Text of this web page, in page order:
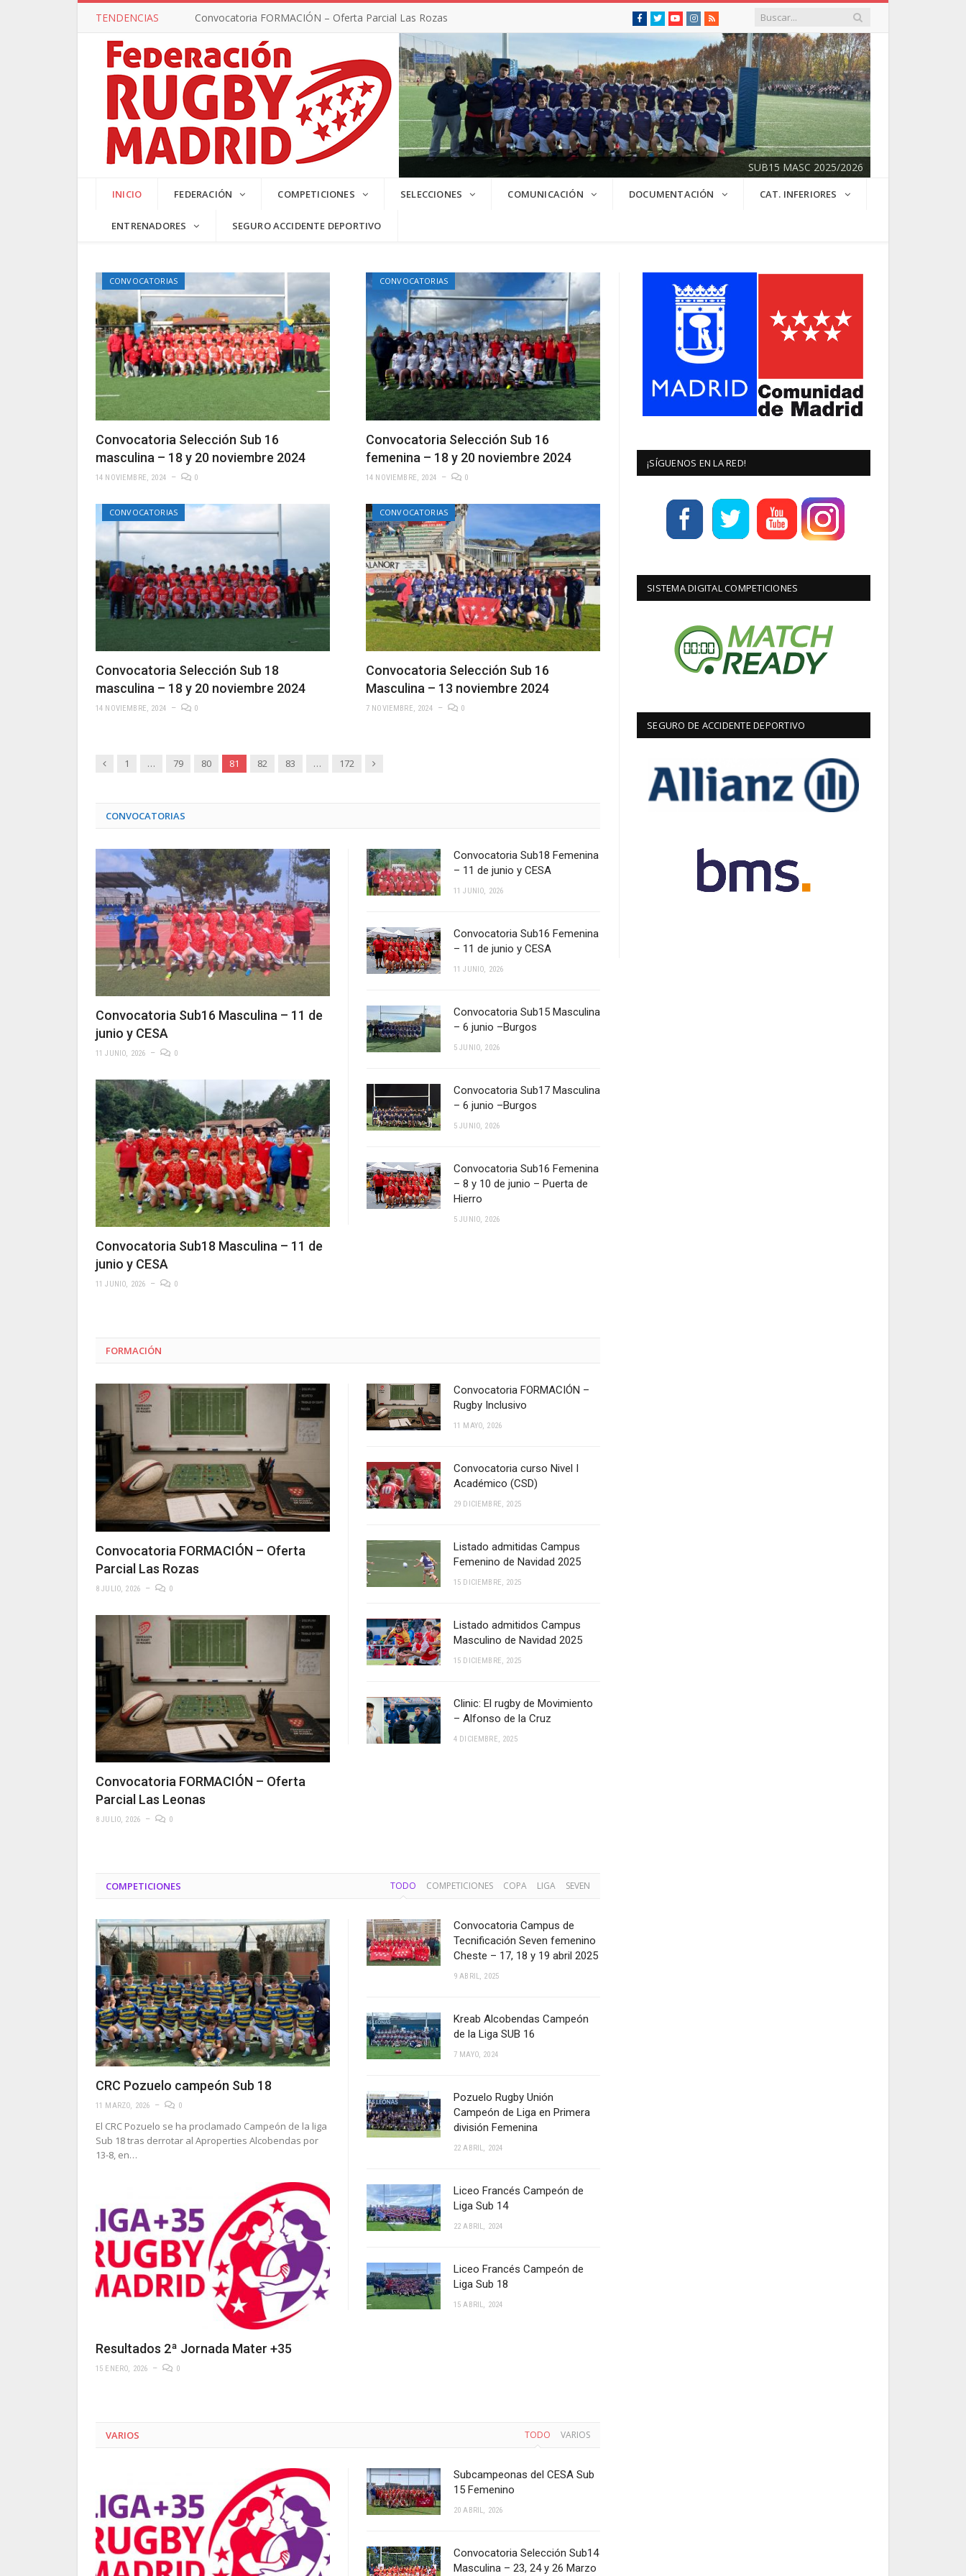
TENDENCIAS Convocatoria FORMACIÓN – Oferta Parcial Las Rozas Facebook
Twitter YoutubeInstagram
RSS
SUB17 MASC 2025/2026 SUB15 MASC 2025/2026
INICIO FEDERACIÓN COMPETICIONES SELECCIONES COMUNICACIÓN DOCUMENTACIÓN CAT. INFERIORES
ENTRENADORES SEGURO ACCIDENTE DEPORTIVO
CONVOCATORIAS
Convocatoria Selección Sub 16
masculina – 18 y 20 noviembre 2024
14 NOVIEMBRE, 2024 0
CONVOCATORIAS
Convocatoria Selección Sub 16
femenina – 18 y 20 noviembre 2024
14 NOVIEMBRE, 2024 0
CONVOCATORIAS
Convocatoria Selección Sub 18
masculina – 18 y 20 noviembre 2024
14 NOVIEMBRE, 2024 0
CONVOCATORIAS
Convocatoria Selección Sub 16
Masculina – 13 noviembre 2024
7 NOVIEMBRE, 2024 0
Anterior
1 … 79 80 81 82 83 … 172 Siguiente
CONVOCATORIAS
Convocatoria Sub16 Masculina – 11 de
junio y CESA
11 JUNIO, 2026 0
Convocatoria Sub18 Masculina – 11 de
junio y CESA
11 JUNIO, 2026 0
Convocatoria Sub18 Femenina
– 11 de junio y CESA
11 JUNIO, 2026
Convocatoria Sub16 Femenina
– 11 de junio y CESA
11 JUNIO, 2026
Convocatoria Sub15 Masculina
– 6 junio –Burgos
5 JUNIO, 2026
Convocatoria Sub17 Masculina
– 6 junio –Burgos
5 JUNIO, 2026
Convocatoria Sub16 Femenina
– 8 y 10 de junio – Puerta de
Hierro
5 JUNIO, 2026
FORMACIÓN
Convocatoria FORMACIÓN – Oferta
Parcial Las Rozas
8 JULIO, 2026 0
Convocatoria FORMACIÓN – Oferta
Parcial Las Leonas
8 JULIO, 2026 0
Convocatoria FORMACIÓN –
Rugby Inclusivo
11 MAYO, 2026
Convocatoria curso Nivel I
Académico (CSD)
29 DICIEMBRE, 2025
Listado admitidas Campus
Femenino de Navidad 2025
15 DICIEMBRE, 2025
Listado admitidos Campus
Masculino de Navidad 2025
15 DICIEMBRE, 2025
Clinic: El rugby de Movimiento
– Alfonso de la Cruz
4 DICIEMBRE, 2025
COMPETICIONES TODO COMPETICIONES COPA LIGA SEVEN
CRC Pozuelo campeón Sub 18
11 MARZO, 2026 0
El CRC Pozuelo se ha proclamado Campeón de la liga
Sub 18 tras derrotar al Aproperties Alcobendas por
13-8, en…
Resultados 2ª Jornada Mater +35
15 ENERO, 2026 0
Convocatoria Campus de
Tecnificación Seven femenino
Cheste – 17, 18 y 19 abril 2025
9 ABRIL, 2025
Kreab Alcobendas Campeón
de la Liga SUB 16
7 MAYO, 2024
Pozuelo Rugby Unión
Campeón de Liga en Primera
división Femenina
22 ABRIL, 2024
Liceo Francés Campeón de
Liga Sub 14
22 ABRIL, 2024
Liceo Francés Campeón de
Liga Sub 18
15 ABRIL, 2024
VARIOS TODO VARIOS
Subcampeonas del CESA Sub
15 Femenino
20 ABRIL, 2026
Convocatoria Selección Sub14
Masculina – 23, 24 y 26 Marzo
¡SÍGUENOS EN LA RED!
SISTEMA DIGITAL COMPETICIONES
SEGURO DE ACCIDENTE DEPORTIVO